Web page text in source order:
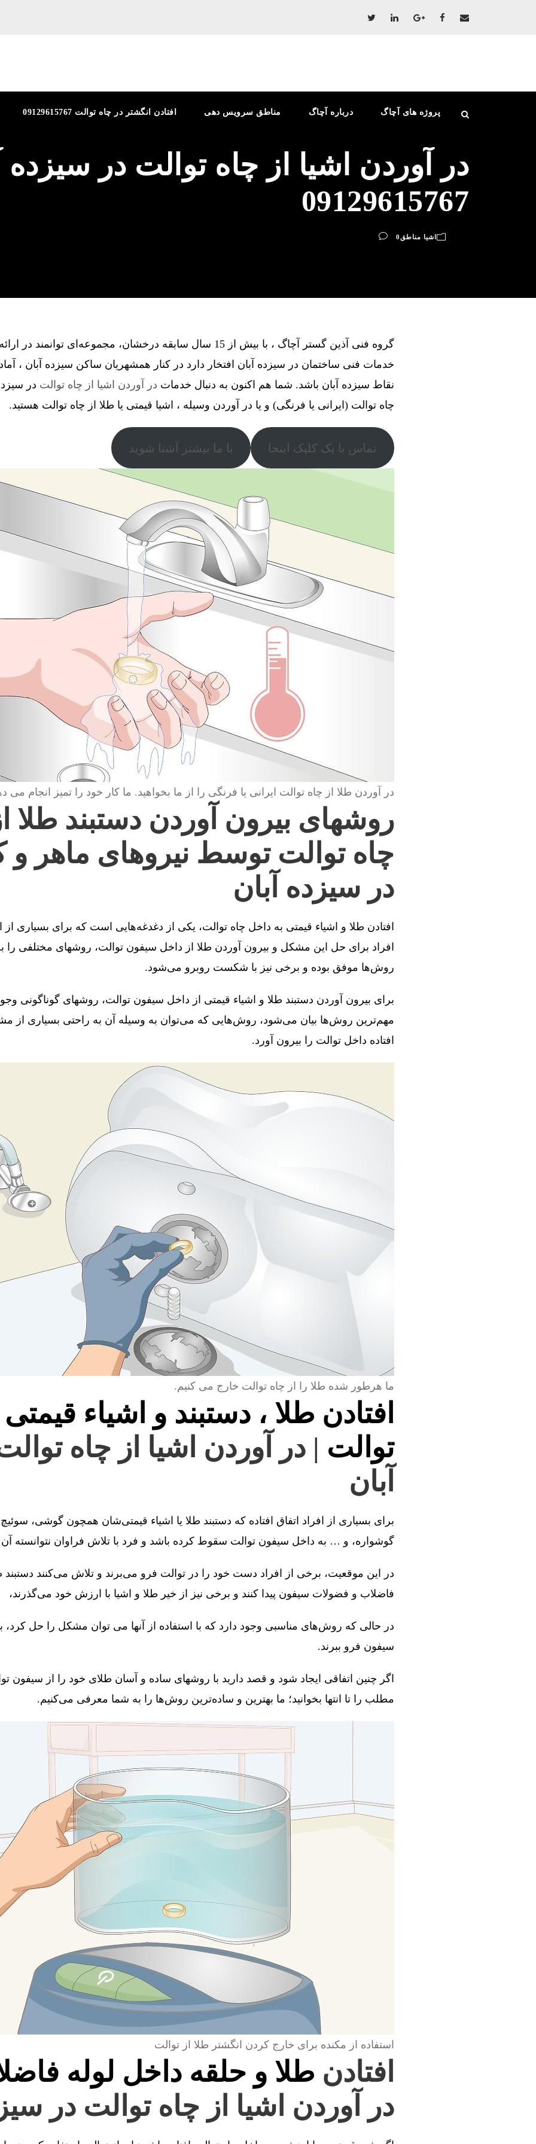
افتادن انگشتر در چاه توالت 09129615767 مناطق سرویس دهی درباره آچاگ پروژه های آچاگ
در آوردن اشیا از چاه توالت در سیزده
09129615767
اشیا مناطق 0
گروه فنی آذین گستر آچاگ ، با بیش از 15 سال سابقه درخشان، مجموعه‌ای
خدمات فنی ساختمان در سیزده آبان افتخار دارد در کنار همشهریان ساکن سیزده آبان ،
نقاط سیزده آبان باشد. شما هم اکنون به دنبال خدمات در آوردن اشیا از چاه توالت در
چاه توالت (ایرانی یا فرنگی) و یا در آوردن وسیله ، اشیا قیمتی یا طلا از چاه توالت هستید.
تماس با یک کلیک اینجا با ما بیشتر آشنا شوید
در آوردن طلا از چاه توالت ایرانی یا فرنگی را از ما بخواهید. ما کار خود را تمیز انجام می
روشهای بیرون آوردن دستبند طلا
چاه توالت توسط نیروهای ماهر و
در سیزده آبان
افتادن طلا و اشیاء قیمتی به داخل چاه توالت، یکی از دغدغه‌هایی است که برای بسیاری
افراد برای حل این مشکل و بیرون آوردن طلا از داخل سیفون توالت، روشهای مختلفی را
روش‌ها موفق بوده و برخی نیز با شکست روبرو می‌شود.
برای بیرون آوردن دستبند طلا و اشیاء قیمتی از داخل سیفون توالت، روشهای گوناگونی
مهم‌ترین روش‌ها بیان می‌شود، روش‌هایی که می‌توان به وسیله آن به راحتی بسیاری از
افتاده داخل توالت را بیرون آورد.
ما هرطور شده طلا را از چاه توالت خارج می کنیم.
افتادن طلا ، دستبند و اشیاء
توالت | در آوردن اشیا از چاه
آبان
برای بسیاری از افراد اتفاق افتاده که دستبند طلا یا اشیاء قیمتی‌شان همچون گوشی،
گوشواره، و … به داخل سیفون توالت سقوط کرده باشد و فرد با تلاش فراوان نتوانسته آن
در این موقعیت، برخی از افراد دست خود را در توالت فرو می‌برند و تلاش می‌کنند دستبند
فاضلاب و فضولات سیفون پیدا کنند و برخی نیز از خیر طلا و اشیا با ارزش خود می‌گذرند،
در حالی که روش‌های مناسبی وجود دارد که با استفاده از آنها می توان مشکل را حل
سیفون فرو ببرند.
اگر چنین اتفاقی ایجاد شود و قصد دارید با روشهای ساده و آسان طلای خود را از سیفون
مطلب را تا انتها بخوانید؛ ما بهترین و ساده‌ترین روش‌ها را به شما معرفی می‌کنیم.
استفاده از مکنده برای خارج کردن انگشتر طلا از توالت
افتادن طلا و حلقه داخل لوله
در آوردن اشیا از چاه توالت در